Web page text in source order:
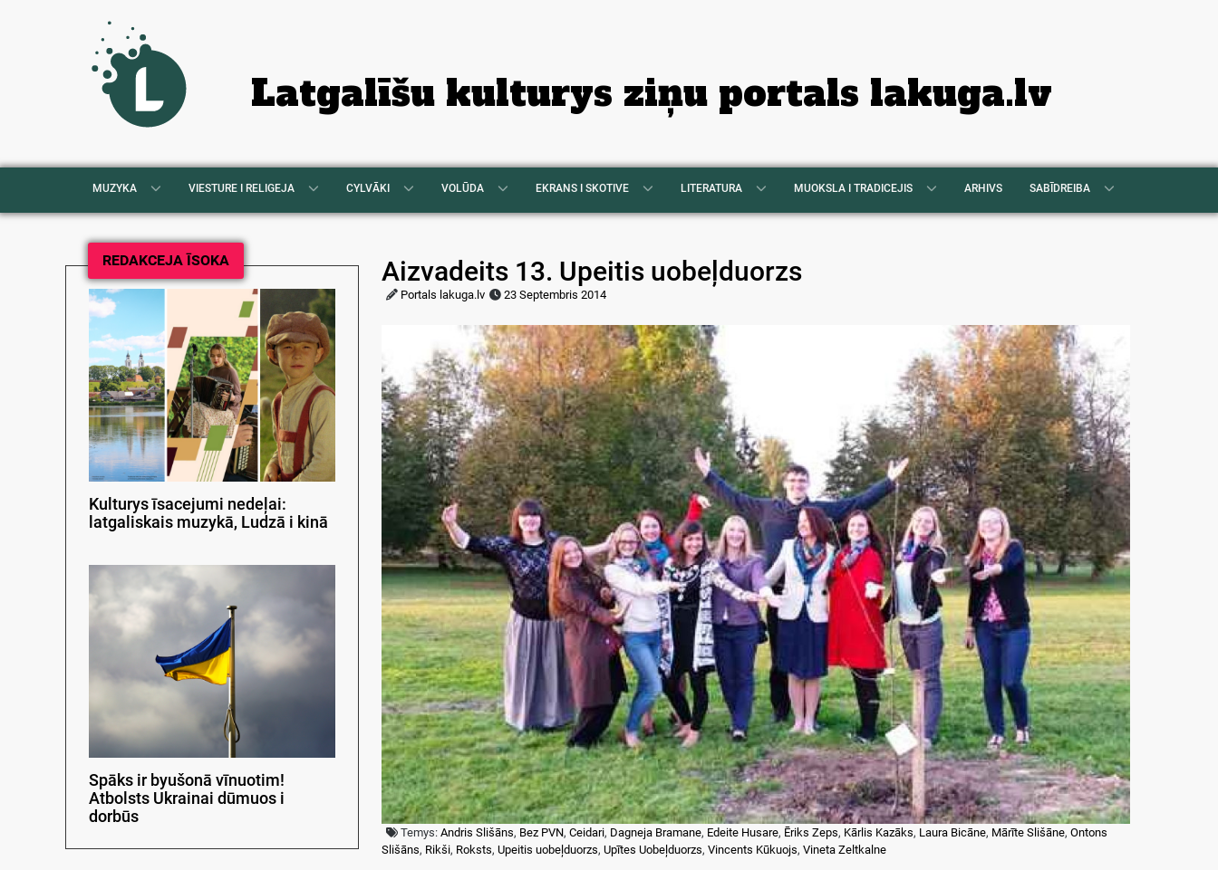
Latgalīšu kulturys ziņu portals lakuga.lv
MUZYKA VIESTURE I RELIGEJA CYLVĀKI VOLŪDA EKRANS I SKOTIVE LITERATURA MUOKSLA I TRADICEJIS ARHIVS SABĪDREIBA
REDAKCEJA ĪSOKA
Kulturys īsacejumi nedeļai:
latgaliskais muzykā, Ludzā i kinā
Spāks ir byušonā vīnuotim!
Atbolsts Ukrainai dūmuos i
dorbūs
Aizvadeits 13. Upeitis uobeļduorzs
Portals lakuga.lv 23 Septembris 2014
Temys: Andris Slišāns, Bez PVN, Ceidari, Dagneja Bramane, Edeite Husare, Ēriks Zeps, Kārlis Kazāks, Laura Bicāne, Mārīte Slišāne, Ontons
Slišāns, Rikši, Roksts, Upeitis uobeļduorzs, Upītes Uobeļduorzs, Vincents Kūkuojs, Vineta Zeltkalne